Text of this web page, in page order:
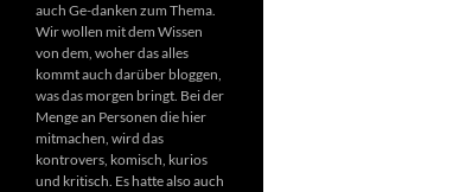
auch Ge-danken zum Thema.
Wir wollen mit dem Wissen
von dem, woher das alles
kommt auch darüber bloggen,
was das morgen bringt. Bei der
Menge an Personen die hier
mitmachen, wird das
kontrovers, komisch, kurios
und kritisch. Es hatte also auch